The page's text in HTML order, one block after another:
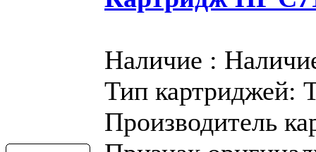
Наличие :
Тип картриджей:
Производитель